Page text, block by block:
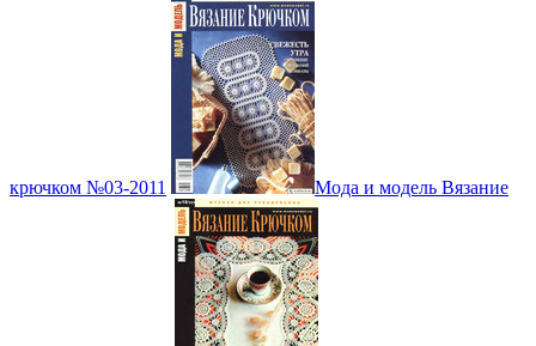
крючком №03-2011 Мода и модель Вязание